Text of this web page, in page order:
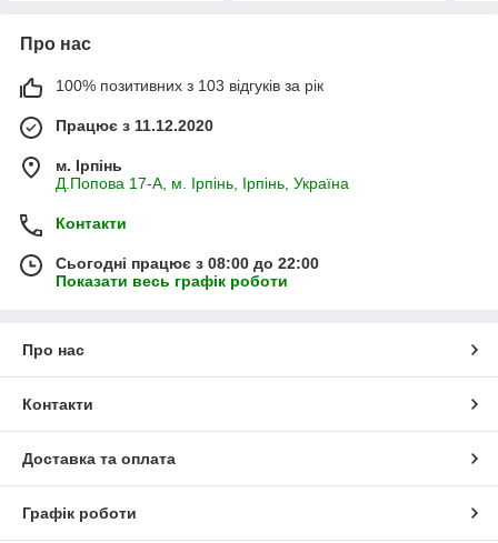
Про нас
100% позитивних з 103 відгуків за рік
Працює з 11.12.2020
м. Ірпінь
Д.Попова 17-А, м. Ірпінь, Ірпінь, Україна
Контакти
Сьогодні працює з 08:00 до 22:00
Показати весь графік роботи
Про нас
Контакти
Доставка та оплата
Графік роботи